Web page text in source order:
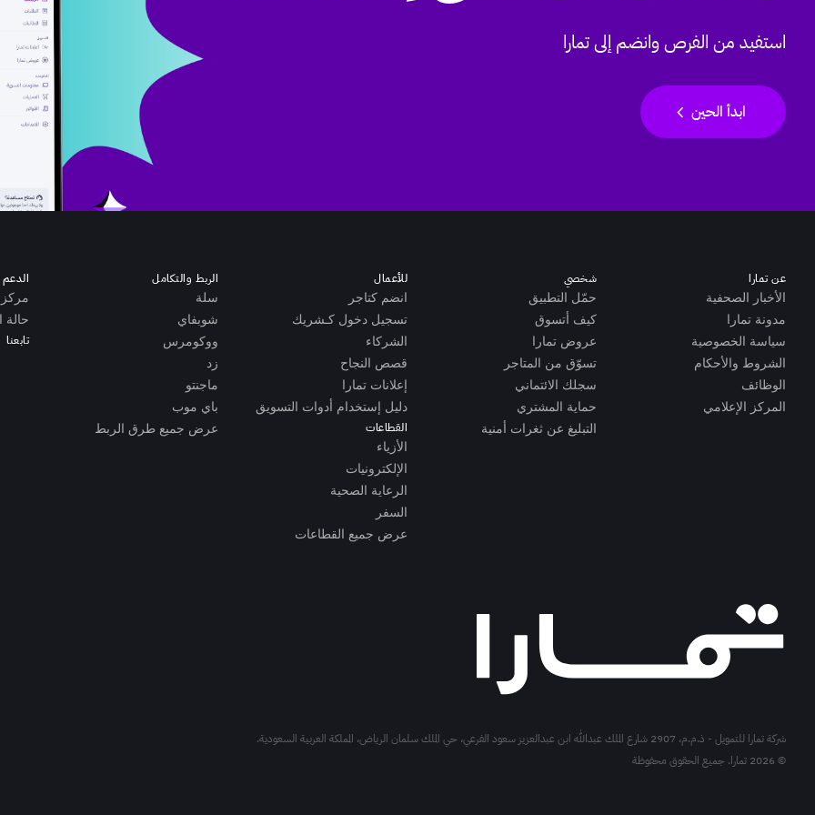
استفيد من الفرص وانضم إلى تمارا
ابدأ الحين chevron_left
عن تمارا
الأخبار الصحفية
مدونة تمارا
سياسة الخصوصية
الشروط والأحكام
الوظائف
المركز الإعلامي
شخصي
حمّل التطبيق
كيف أتسوق
عروض تمارا
تسوّق من المتاجر
سجلك الائتماني
حماية المشتري
التبليغ عن ثغرات أمنية
للأعمال
انضم كتاجر
تسجيل دخول كـشريك
الشركاء
قصص النجاح
إعلانات تمارا
دليل إستخدام أدوات التسويق
القطاعات
الأزياء
الإلكترونيات
الرعاية الصحية
السفر
عرض جميع القطاعات
الربط والتكامل
سلة
شوبفاي
ووكومرس
زد
ماجنتو
باي موب
عرض جميع طرق الربط
الدعم
مركز
حالة
تابعنا
شركة تمارا للتمويل - ذ.م.م، 2907 شارع الملك عبدالله ابن عبدالعزيز سعود الفرعي، حي الملك سلمان الرياض، المملكة العربية السعودية.
© 2026 تمارا. جميع الحقوق محفوظة